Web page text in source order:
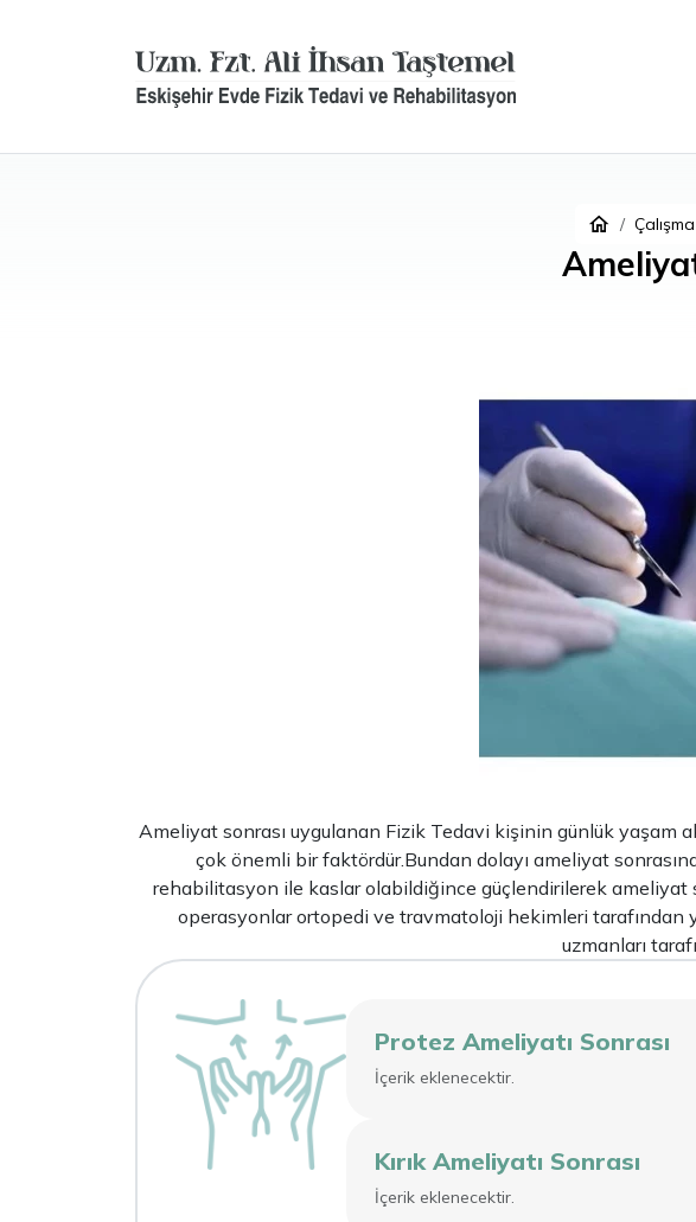
Ameliyat sonrası uygulanan Fizik Tedavi kişinin günlük yaşam
çok önemli bir faktördür.Bundan dolayı ameliyat
rehabilitasyon ile kaslar olabildiğince güçlendirilerek ameliyat
operasyonlar ortopedi ve travmatoloji hekimleri tarafından
uzmanları
Protez Ameliyatı Sonrası
İçerik eklenecektir.
Kırık Ameliyatı Sonrası
İçerik eklenecektir.